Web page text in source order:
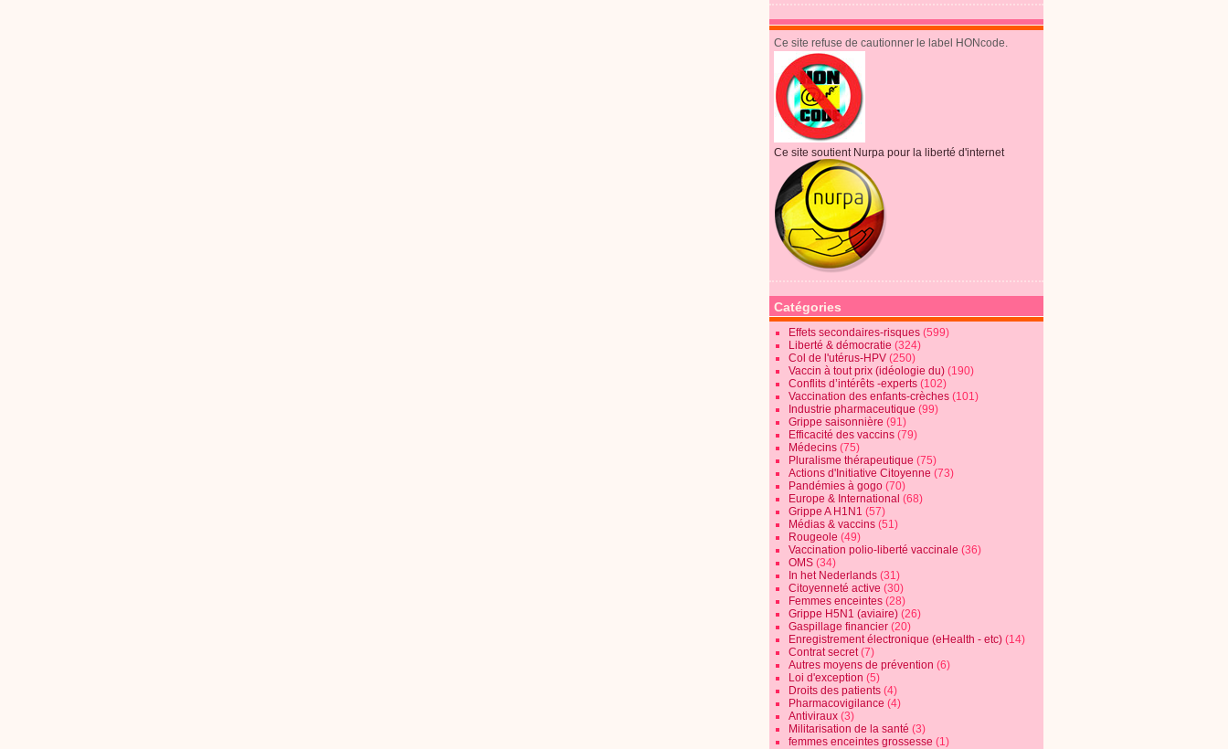
Ce site refuse de cautionner le label HONcode.
Ce site soutient Nurpa pour la liberté d'internet
Catégories
Effets secondaires-risques (599)
Liberté & démocratie (324)
Col de l'utérus-HPV (250)
Vaccin à tout prix (idéologie du) (190)
Conflits d’intérêts -experts (102)
Vaccination des enfants-crèches (101)
Industrie pharmaceutique (99)
Grippe saisonnière (91)
Efficacité des vaccins (79)
Médecins (75)
Pluralisme thérapeutique (75)
Actions d'Initiative Citoyenne (73)
Pandémies à gogo (70)
Europe & International (68)
Grippe A H1N1 (57)
Médias & vaccins (51)
Rougeole (49)
Vaccination polio-liberté vaccinale (36)
OMS (34)
In het Nederlands (31)
Citoyenneté active (30)
Femmes enceintes (28)
Grippe H5N1 (aviaire) (26)
Gaspillage financier (20)
Enregistrement électronique (eHealth - etc) (14)
Contrat secret(7)
Autres moyens de prévention (6)
Loi d'exception (5)
Droits des patients (4)
Pharmacovigilance (4)
Antiviraux (3)
Militarisation de la santé (3)
femmes enceintes grossesse (1)